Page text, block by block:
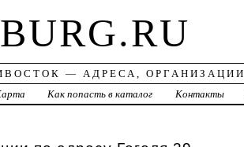
— АДРЕСА, ОРГАНИЗАЦИИ
Как попасть в каталог Контакты